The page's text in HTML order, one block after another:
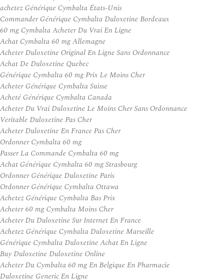
achetez Générique Cymbalta États-Unis
Commander Générique Cymbalta Duloxetine Bordeaux
60 mg Cymbalta Acheter Du Vrai En Ligne
Achat Cymbalta 60 mg Allemagne
Acheter Duloxetine Original En Ligne Sans Ordonnance
Achat De Duloxetine Quebec
Générique Cymbalta 60 mg Prix Le Moins Cher
Acheter Générique Cymbalta Suisse
Acheté Générique Cymbalta Canada
Acheter Du Vrai Duloxetine Le Moins Cher Sans Ordonnance
Veritable Duloxetine Pas Cher
Acheter Duloxetine En France Pas Cher
Ordonner Cymbalta 60 mg
Passer La Commande Cymbalta 60 mg
Achat Générique Cymbalta 60 mg Strasbourg
Ordonner Générique Duloxetine Paris
Ordonner Générique Cymbalta Ottawa
Achetez Générique Cymbalta Bas Prix
Acheter 60 mg Cymbalta Moins Cher
Acheter Du Duloxetine Sur Internet En France
Achetez Générique Cymbalta Duloxetine Marseille
Générique Cymbalta Duloxetine Achat En Ligne
Buy Duloxetine Duloxetine Online
Acheter Du Cymbalta 60 mg En Belgique En Pharmacie
Duloxetine Generic En Ligne